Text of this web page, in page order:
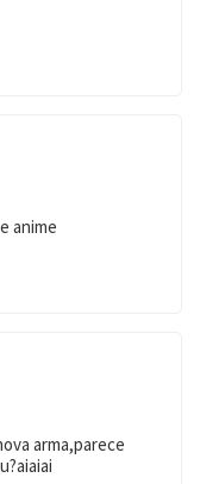
anime
arma,parece